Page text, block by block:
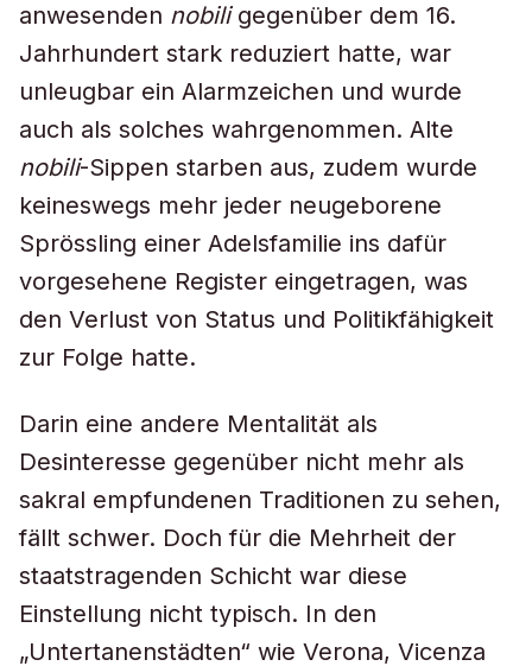
anwesenden nobiligegenüber dem 16.
Jahrhundert stark reduziert hatte, war
unleugbar ein Alarmzeichen und wurde
auch als solches wahrgenommen. Alte
nobili-Sippen starben aus, zudem wurde
keineswegs mehr jeder neugeborene
Sprössling einer Adelsfamilie ins dafür
vorgesehene Register eingetragen, was
den Verlust von Status und Politikfähigkeit
zur Folge hatte.
Darin eine andere Mentalität als
Desinteresse gegenüber nicht mehr als
sakral empfundenen Traditionen zu sehen,
fällt schwer. Doch für die Mehrheit der
staatstragenden Schicht war diese
Einstellung nicht typisch. In den
„Untertanenstädten“ wie Verona, Vicenza